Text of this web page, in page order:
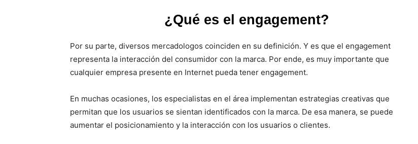
¿Qué es el engagement?
Por su parte, diversos mercadologos coinciden en su definición. Y es que el engagement
representa la interacción del consumidor con la marca. Por ende, es muy importante que
cualquier empresa presente en Internet pueda tener engagement.
En muchas ocasiones, los especialistas en el área implementan estrategias creativas que
permitan que los usuarios se sientan identificados con la marca. De esa manera, se puede
aumentar el posicionamiento y la interacción con los usuarios o clientes.